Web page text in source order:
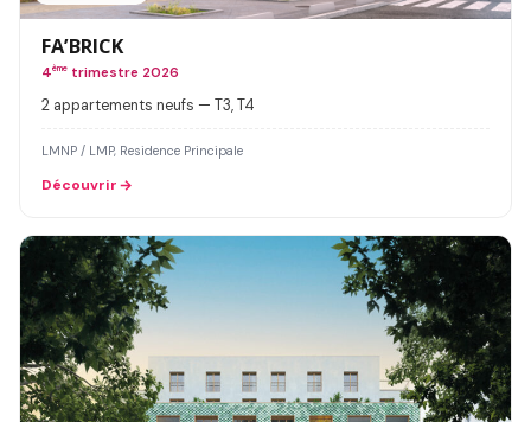
FA’BRICK
4ème trimestre 2026
2 appartements neufs — T3, T4
LMNP / LMP, Residence Principale
Découvrir